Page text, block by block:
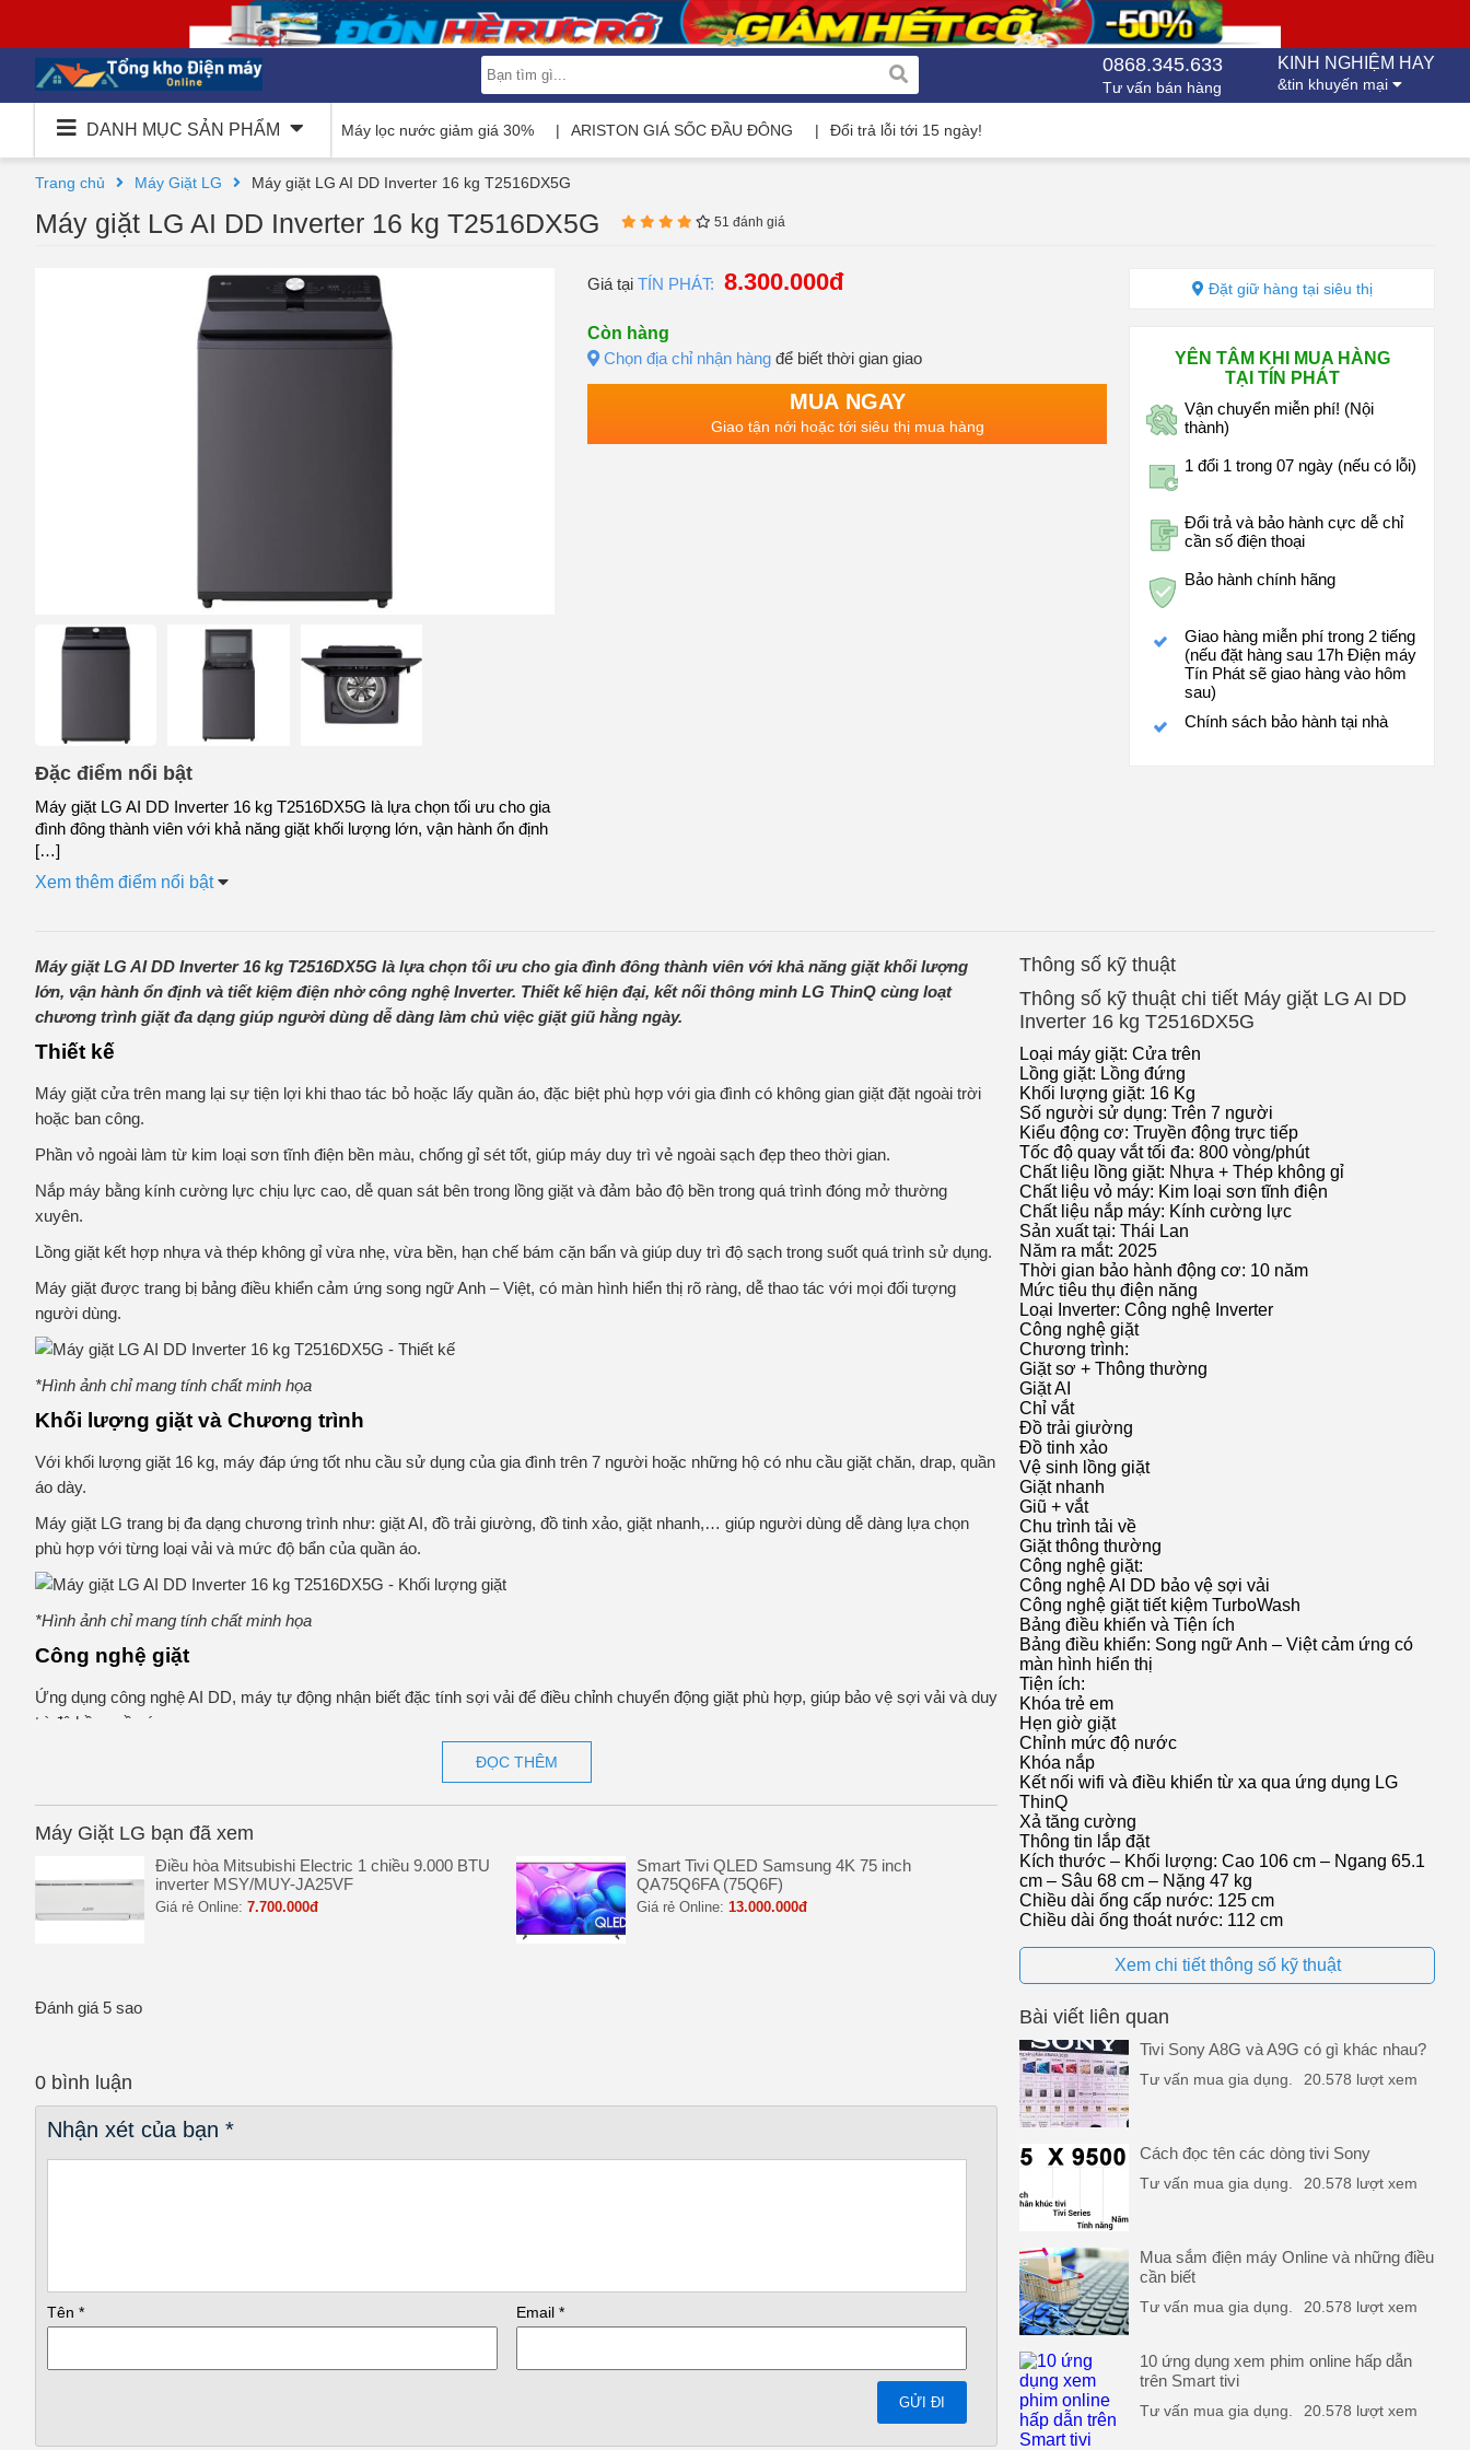
0868.345.633
Tư vấn bán hàng
KINH NGHIỆM HAY
&tin khuyến mại
DANH MỤC SẢN PHẨM Máy lọc nước giảm giá 30% ARISTON GIÁ SỐC ĐẦU ĐÔNG Đổi trả lỗi tới 15 ngày!
Trang chủ Máy Giặt LG Máy giặt LG AI DD Inverter 16 kg T2516DX5G
Máy giặt LG AI DD Inverter 16 kg T2516DX5G 51 đánh giá
Đặc điểm nổi bật
Máy giặt LG AI DD Inverter 16 kg T2516DX5G là lựa chọn tối ưu cho gia
đình đông thành viên với khả năng giặt khối lượng lớn, vận hành ổn định
[…]
Xem thêm điểm nổi bật
Giá tại TÍN PHÁT: 8.300.000đ
Còn hàng
Chọn địa chỉ nhận hàng để biết thời gian giao
MUA NGAY
Giao tận nới hoặc tới siêu thị mua hàng
Đặt giữ hàng tại siêu thị
YÊN TÂM KHI MUA HÀNG
TẠI TÍN PHÁT
Vận chuyển miễn phí! (Nội
thành)
1 đổi 1 trong 07 ngày (nếu có lỗi)
Đổi trả và bảo hành cực dễ chỉ
cần số điện thoại
Bảo hành chính hãng
Giao hàng miễn phí trong 2 tiếng
(nếu đặt hàng sau 17h Điện máy
Tín Phát sẽ giao hàng vào hôm
sau)
Chính sách bảo hành tại nhà
Máy giặt LG AI DD Inverter 16 kg T2516DX5G là lựa chọn tối ưu cho gia đình đông thành viên với khả năng giặt khối lượng
lớn, vận hành ổn định và tiết kiệm điện nhờ công nghệ Inverter. Thiết kế hiện đại, kết nối thông minh LG ThinQ cùng loạt
chương trình giặt đa dạng giúp người dùng dễ dàng làm chủ việc giặt giũ hằng ngày.
Thiết kế
Máy giặt cửa trên mang lại sự tiện lợi khi thao tác bỏ hoặc lấy quần áo, đặc biệt phù hợp với gia đình có không gian giặt đặt ngoài trời
hoặc ban công.
Phần vỏ ngoài làm từ kim loại sơn tĩnh điện bền màu, chống gỉ sét tốt, giúp máy duy trì vẻ ngoài sạch đẹp theo thời gian.
Nắp máy bằng kính cường lực chịu lực cao, dễ quan sát bên trong lồng giặt và đảm bảo độ bền trong quá trình đóng mở thường
xuyên.
Lồng giặt kết hợp nhựa và thép không gỉ vừa nhẹ, vừa bền, hạn chế bám cặn bẩn và giúp duy trì độ sạch trong suốt quá trình sử dụng.
Máy giặt được trang bị bảng điều khiển cảm ứng song ngữ Anh – Việt, có màn hình hiển thị rõ ràng, dễ thao tác với mọi đối tượng
người dùng.
*Hình ảnh chỉ mang tính chất minh họa
Khối lượng giặt và Chương trình
Với khối lượng giặt 16 kg, máy đáp ứng tốt nhu cầu sử dụng của gia đình trên 7 người hoặc những hộ có nhu cầu giặt chăn, drap, quần
áo dày.
Máy giặt LG trang bị đa dạng chương trình như: giặt AI, đồ trải giường, đồ tinh xảo, giặt nhanh,… giúp người dùng dễ dàng lựa chọn
phù hợp với từng loại vải và mức độ bẩn của quần áo.
*Hình ảnh chỉ mang tính chất minh họa
Công nghệ giặt
Ứng dụng công nghệ AI DD, máy tự động nhận biết đặc tính sợi vải để điều chỉnh chuyển động giặt phù hợp, giúp bảo vệ sợi vải và duy
trì độ bền quần áo.
Công nghệ TurboWash hỗ trợ tiết kiệm thời gian và năng lượng bằng cách tối ưu chu trình giặt mà vẫn đảm bảo hiệu quả làm sạch
*Hình ảnh chỉ mang tính chất minh họa
Động cơ – Công nghệ tiết kiệm điện
Trang bị động cơ truyền động trực tiếp giúp máy vận hành ổn định, êm ái và giảm rung lắc trong suốt quá trình hoạt động.
ĐỌC THÊM
Máy Giặt LG bạn đã xem
Điều hòa Mitsubishi Electric 1 chiều 9.000 BTU
inverter MSY/MUY-JA25VF
Giá rẻ Online: 7.700.000đ
Smart Tivi QLED Samsung 4K 75 inch
QA75Q6FA (75Q6F)
Giá rẻ Online: 13.000.000đ
Đánh giá 5 sao
0 bình luận
Nhận xét của bạn *
Tên * Email *
Thông số kỹ thuật
Thông số kỹ thuật chi tiết Máy giặt LG AI DD
Inverter 16 kg T2516DX5G
Loại máy giặt: Cửa trên
Lồng giặt: Lồng đứng
Khối lượng giặt: 16 Kg
Số người sử dụng: Trên 7 người
Kiểu động cơ: Truyền động trực tiếp
Tốc độ quay vắt tối đa: 800 vòng/phút
Chất liệu lồng giặt: Nhựa + Thép không gỉ
Chất liệu vỏ máy: Kim loại sơn tĩnh điện
Chất liệu nắp máy: Kính cường lực
Sản xuất tại: Thái Lan
Năm ra mắt: 2025
Thời gian bảo hành động cơ: 10 năm
Mức tiêu thụ điện năng
Loại Inverter: Công nghệ Inverter
Công nghệ giặt
Chương trình:
Giặt sơ + Thông thường
Giặt AI
Chỉ vắt
Đồ trải giường
Đồ tinh xảo
Vệ sinh lồng giặt
Giặt nhanh
Giũ + vắt
Chu trình tải về
Giặt thông thường
Công nghệ giặt:
Công nghệ AI DD bảo vệ sợi vải
Công nghệ giặt tiết kiệm TurboWash
Bảng điều khiển và Tiện ích
Bảng điều khiển: Song ngữ Anh – Việt cảm ứng có
màn hình hiển thị
Tiện ích:
Khóa trẻ em
Hẹn giờ giặt
Chỉnh mức độ nước
Khóa nắp
Kết nối wifi và điều khiển từ xa qua ứng dụng LG
ThinQ
Xả tăng cường
Thông tin lắp đặt
Kích thước – Khối lượng: Cao 106 cm – Ngang 65.1
cm – Sâu 68 cm – Nặng 47 kg
Chiều dài ống cấp nước: 125 cm
Chiều dài ống thoát nước: 112 cm
Xem chi tiết thông số kỹ thuật
Bài viết liên quan
Tivi Sony A8G và A9G có gì khác nhau?
Tư vấn mua gia dụng. 20.578 lượt xem
Cách đọc tên các dòng tivi Sony
Tư vấn mua gia dụng. 20.578 lượt xem
Mua sắm điện máy Online và những điều
cần biết
Tư vấn mua gia dụng. 20.578 lượt xem
10 ứng dụng xem phim online hấp dẫn
trên Smart tivi
Tư vấn mua gia dụng. 20.578 lượt xem